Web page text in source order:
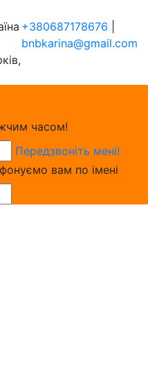
+380687178676
bnbkarina@gmail.com
часом!
Передзвоніть мені!
вам по імені